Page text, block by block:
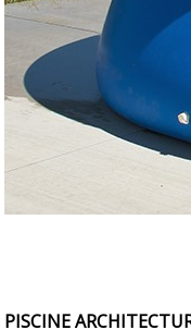
PISCINE